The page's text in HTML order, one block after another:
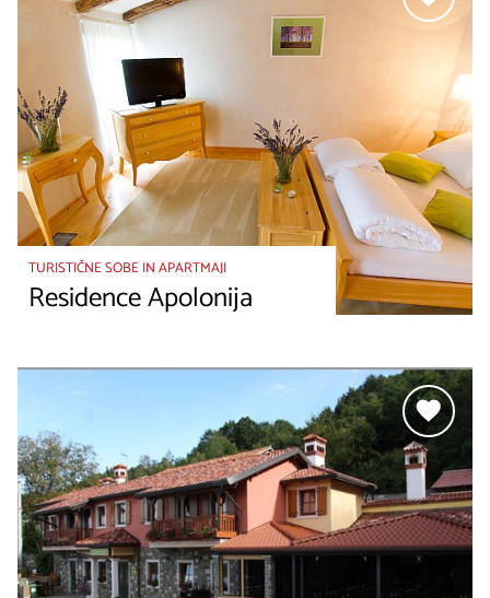
TURISTIČNE SOBE IN APARTMAJI
Residence Apolonija